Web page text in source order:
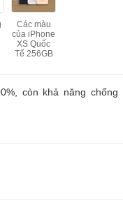
Các màu
của iPhone
XS Quốc
Tế 256GB
còn khả năng chống